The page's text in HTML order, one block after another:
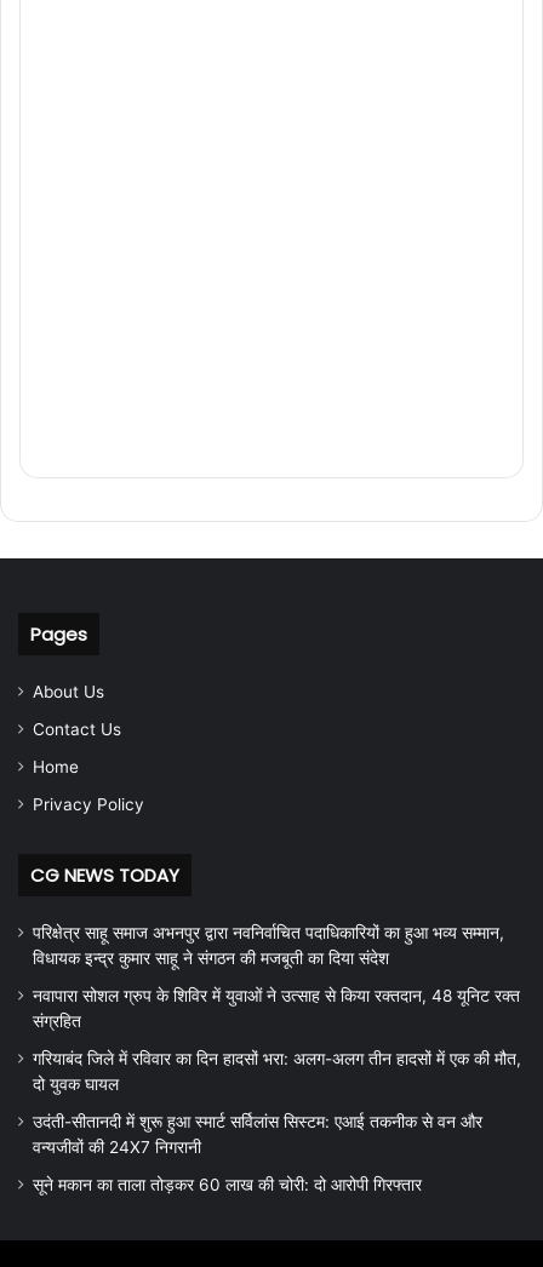
Pages
About Us
Contact Us
Home
Privacy Policy
CG NEWS TODAY
परिक्षेत्र साहू समाज अभनपुर द्वारा नवनिर्वाचित पदाधिकारियों का हुआ भव्य सम्मान,
विधायक इन्द्र कुमार साहू ने संगठन की मजबूती का दिया संदेश
नवापारा सोशल ग्रुप के शिविर में युवाओं ने उत्साह से किया रक्तदान, 48 यूनिट रक्त
संग्रहित
गरियाबंद जिले में रविवार का दिन हादसों भरा: अलग-अलग तीन हादसों में एक की मौत,
दो युवक घायल
उदंती-सीतानदी में शुरू हुआ स्मार्ट सर्विलांस सिस्टम: एआई तकनीक से वन और
वन्यजीवों की 24X7 निगरानी
सूने मकान का ताला तोड़कर 60 लाख की चोरी: दो आरोपी गिरफ्तार